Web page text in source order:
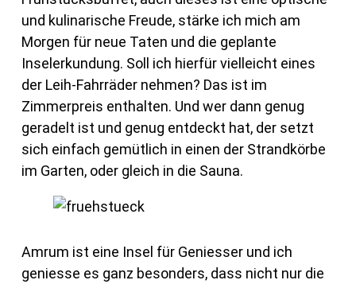
und kulinarische Freude, stärke ich mich am
Morgen für neue Taten und die geplante
Inselerkundung. Soll ich hierfür vielleicht eines
der Leih-Fahrräder nehmen? Das ist im
Zimmerpreis enthalten. Und wer dann genug
geradelt ist und genug entdeckt hat, der setzt
sich einfach gemütlich in einen der Strandkörbe
im Garten, oder gleich in die Sauna.
Amrum ist eine Insel für Geniesser und ich
geniesse es ganz besonders, dass nicht nur die